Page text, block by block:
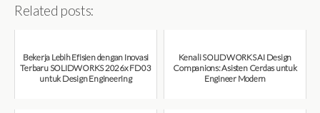
Related posts:
Bekerja Lebih Efisien dengan Inovasi
Terbaru SOLIDWORKS 2026x FD03
untuk Design Engineering
Kenali SOLIDWORKS AI Design
Companions: Asisten Cerdas untuk
Engineer Modern